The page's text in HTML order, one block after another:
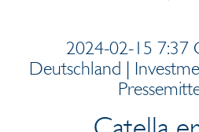
2024-02-15 7:37
Deutschland |